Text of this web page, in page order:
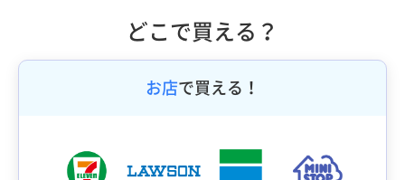
どこで買える？
お店で買える！